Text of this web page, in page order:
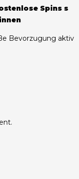
Spins s
Bevorzugung aktiv